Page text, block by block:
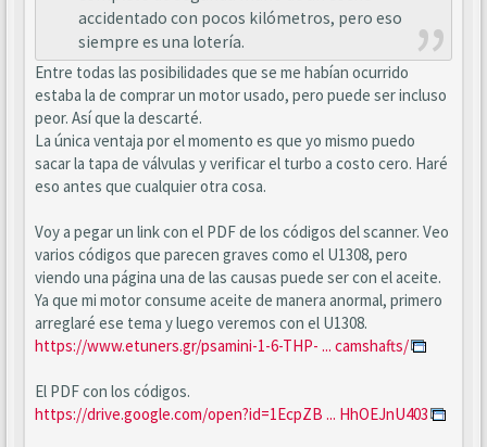
accidentado con pocos kilómetros, pero eso
siempre es una lotería.
Entre todas las posibilidades que se me habían ocurrido
estaba la de comprar un motor usado, pero puede ser incluso
peor. Así que la descarté.
La única ventaja por el momento es que yo mismo puedo
sacar la tapa de válvulas y verificar el turbo a costo cero. Haré
eso antes que cualquier otra cosa.
Voy a pegar un link con el PDF de los códigos del scanner. Veo
varios códigos que parecen graves como el U1308, pero
viendo una página una de las causas puede ser con el aceite.
Ya que mi motor consume aceite de manera anormal, primero
arreglaré ese tema y luego veremos con el U1308.
https://www.etuners.gr/psamini-1-6-THP- ... camshafts/
El PDF con los códigos.
https://drive.google.com/open?id=1EcpZB ... HhOEJnU403